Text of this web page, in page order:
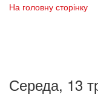
На головну сторінку
Середа, 13